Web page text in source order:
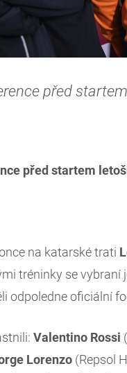
před
před startem
na katarské trati
tréninky se vybraní
odpoledne oficiální
Valentino Rossi
Lorenzo (Repsol